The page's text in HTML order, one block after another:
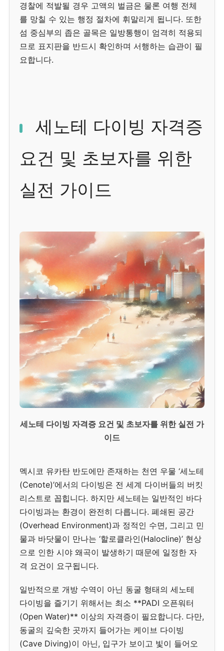
경찰에 적발될 경우 고액의 벌금은 물론 여행 전체
를 망칠 수 있는 행정 절차에 휘말리게 됩니다. 또한
섬 중심부의 좁은 골목은 일방통행이 엄격히 적용되
므로 표지판을 반드시 확인하며 서행하는 습관이 필
요합니다.
세노테 다이빙 자격증
요건 및 초보자를 위한
실전 가이드
세노테 다이빙 자격증 요건 및 초보자를 위한 실전 가
이드
멕시코 유카탄 반도에만 존재하는 천연 우물 ‘세노테
(Cenote)’에서의 다이빙은 전 세계 다이버들의 버킷
리스트로 꼽힙니다. 하지만 세노테는 일반적인 바다
다이빙과는 환경이 완전히 다릅니다. 폐쇄된 공간
(Overhead Environment)과 정적인 수면, 그리고 민
물과 바닷물이 만나는 ‘할로클라인(Halocline)’ 현상
으로 인한 시야 왜곡이 발생하기 때문에 일정한 자
격 요건이 요구됩니다.
일반적으로 개방 수역이 아닌 동굴 형태의 세노테
다이빙을 즐기기 위해서는 최소 **PADI 오픈워터
(Open Water)** 이상의 자격증이 필요합니다. 다만,
동굴의 깊숙한 곳까지 들어가는 케이브 다이빙
(Cave Diving)이 아닌, 입구가 보이고 빛이 들어오